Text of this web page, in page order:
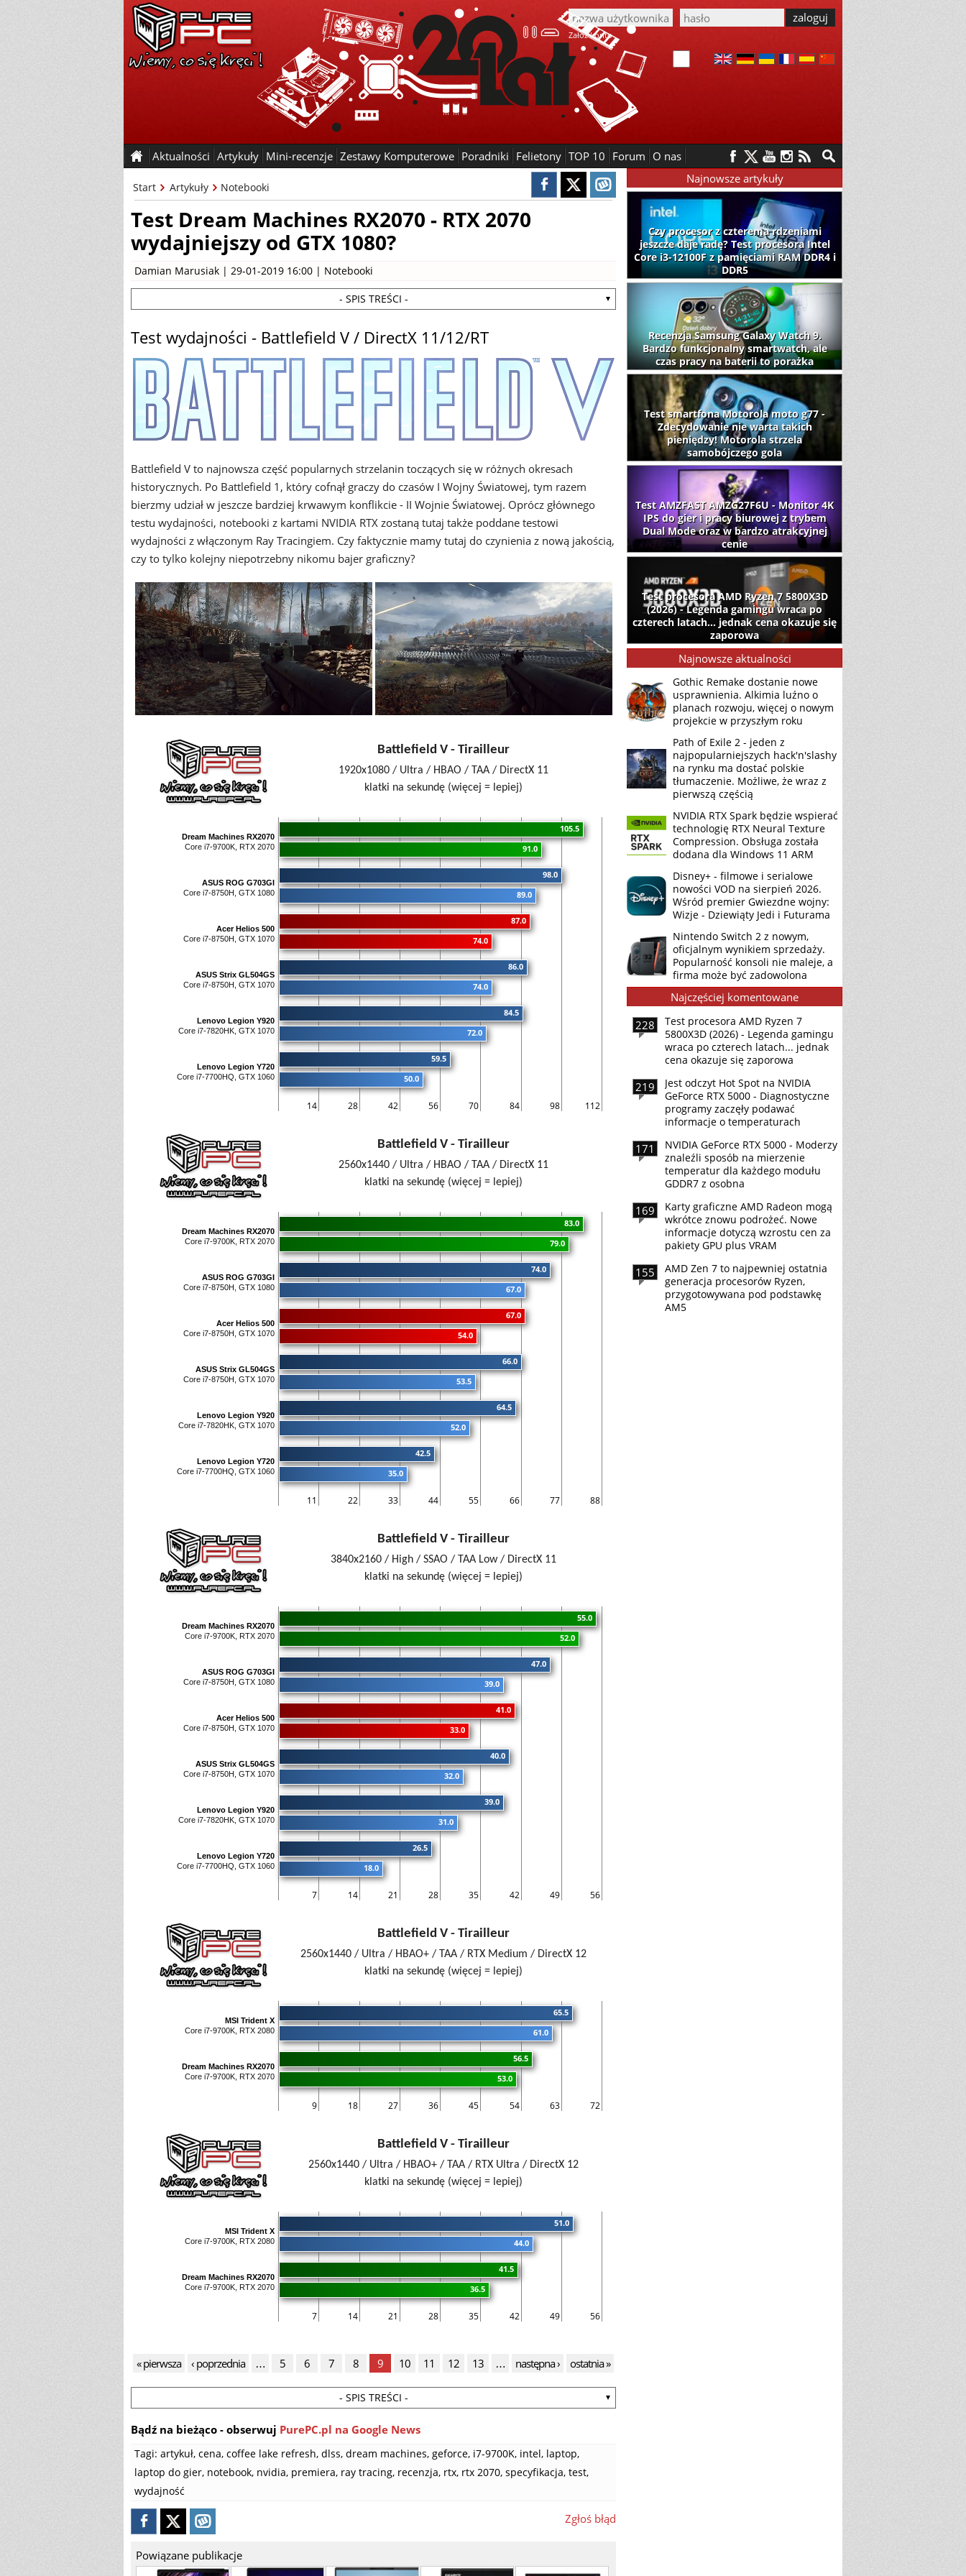
Załóż konto
Aktualności Artykuły Mini-recenzje Zestawy Komputerowe Poradniki Felietony TOP 10 Forum O nas
Start Artykuły Notebooki
Test Dream Machines RX2070 - RTX 2070
wydajniejszy od GTX 1080?
Damian Marusiak | 29-01-2019 16:00 | Notebooki
- SPIS TREŚCI -
Test wydajności - Battlefield V / DirectX 11/12/RT
Battlefield V to najnowsza część popularnych strzelanin toczących się w różnych okresach
historycznych. Po Battlefield 1, który cofnął graczy do czasów I Wojny Światowej, tym razem
bierzmy udział w jeszcze bardziej krwawym konflikcie - II Wojnie Światowej. Oprócz głównego
testu wydajności, notebooki z kartami NVIDIA RTX zostaną tutaj także poddane testowi
wydajności z włączonym Ray Tracingiem. Czy faktycznie mamy tutaj do czynienia z nową jakością,
czy to tylko kolejny niepotrzebny nikomu bajer graficzny?
Battlefield V - Tirailleur
1920x1080 / Ultra / HBAO / TAA / DirectX 11
klatki na sekundę (więcej = lepiej)
14 28 42 56 70 84 98 112
Dream Machines RX2070
Core i7-9700K, RTX 2070
105.5
91.0
ASUS ROG G703GI
Core i7-8750H, GTX 1080
98.0
89.0
Acer Helios 500
Core i7-8750H, GTX 1070
87.0
74.0
ASUS Strix GL504GS
Core i7-8750H, GTX 1070
86.0
74.0
Lenovo Legion Y920
Core i7-7820HK, GTX 1070
84.5
72.0
Lenovo Legion Y720
Core i7-7700HQ, GTX 1060
59.5
50.0
Battlefield V - Tirailleur
2560x1440 / Ultra / HBAO / TAA / DirectX 11
klatki na sekundę (więcej = lepiej)
11 22 33 44 55 66 77 88
Dream Machines RX2070
Core i7-9700K, RTX 2070
83.0
79.0
ASUS ROG G703GI
Core i7-8750H, GTX 1080
74.0
67.0
Acer Helios 500
Core i7-8750H, GTX 1070
67.0
54.0
ASUS Strix GL504GS
Core i7-8750H, GTX 1070
66.0
53.5
Lenovo Legion Y920
Core i7-7820HK, GTX 1070
64.5
52.0
Lenovo Legion Y720
Core i7-7700HQ, GTX 1060
42.5
35.0
Battlefield V - Tirailleur
3840x2160 / High / SSAO / TAA Low / DirectX 11
klatki na sekundę (więcej = lepiej)
7 14 21 28 35 42 49 56
Dream Machines RX2070
Core i7-9700K, RTX 2070
55.0
52.0
ASUS ROG G703GI
Core i7-8750H, GTX 1080
47.0
39.0
Acer Helios 500
Core i7-8750H, GTX 1070
41.0
33.0
ASUS Strix GL504GS
Core i7-8750H, GTX 1070
40.0
32.0
Lenovo Legion Y920
Core i7-7820HK, GTX 1070
39.0
31.0
Lenovo Legion Y720
Core i7-7700HQ, GTX 1060
26.5
18.0
Battlefield V - Tirailleur
2560x1440 / Ultra / HBAO+ / TAA / RTX Medium / DirectX 12
klatki na sekundę (więcej = lepiej)
9 18 27 36 45 54 63 72
MSI Trident X
Core i7-9700K, RTX 2080
65.5
61.0
Dream Machines RX2070
Core i7-9700K, RTX 2070
56.5
53.0
Battlefield V - Tirailleur
2560x1440 / Ultra / HBAO+ / TAA / RTX Ultra / DirectX 12
klatki na sekundę (więcej = lepiej)
7 14 21 28 35 42 49 56
MSI Trident X
Core i7-9700K, RTX 2080
51.0
44.0
Dream Machines RX2070
Core i7-9700K, RTX 2070
41.5
36.5
« pierwsza ‹ poprzednia … 5 6 7 8 9 10 11 12 13 … następna › ostatnia »
- SPIS TREŚCI -
Bądź na bieżąco - obserwuj PurePC.pl na Google News
Tagi: artykuł, cena, coffee lake refresh, dlss, dream machines, geforce, i7-9700K, intel, laptop,
laptop do gier, notebook, nvidia, premiera, ray tracing, recenzja, rtx, rtx 2070, specyfikacja, test,
wydajność
Zgłoś błąd
Powiązane publikacje
Najnowsze artykuły
Czy procesor z czterema rdzeniami
jeszcze daje radę? Test procesora Intel
Core i3-12100F z pamięciami RAM DDR4 i
DDR5
Recenzja Samsung Galaxy Watch 9.
Bardzo funkcjonalny smartwatch, ale
czas pracy na baterii to porażka
Test smartfona Motorola moto g77 -
Zdecydowanie nie warta takich
pieniędzy! Motorola strzela
samobójczego gola
Test AMZFAST AMZG27F6U - Monitor 4K
IPS do gier i pracy biurowej z trybem
Dual Mode oraz w bardzo atrakcyjnej
cenie
Test procesora AMD Ryzen 7 5800X3D
(2026) - Legenda gamingu wraca po
czterech latach... jednak cena okazuje się
zaporowa
Najnowsze aktualności
Gothic Remake dostanie nowe
usprawnienia. Alkimia luźno o
planach rozwoju, więcej o nowym
projekcie w przyszłym roku
Path of Exile 2 - jeden z
najpopularniejszych hack'n'slashy
na rynku ma dostać polskie
tłumaczenie. Możliwe, że wraz z
pierwszą częścią
NVIDIA RTX Spark będzie wspierać
technologię RTX Neural Texture
Compression. Obsługa została
dodana dla Windows 11 ARM
Disney+ - filmowe i serialowe
nowości VOD na sierpień 2026.
Wśród premier Gwiezdne wojny:
Wizje - Dziewiąty Jedi i Futurama
Nintendo Switch 2 z nowym,
oficjalnym wynikiem sprzedaży.
Popularność konsoli nie maleje, a
firma może być zadowolona
Najczęściej komentowane
228
Test procesora AMD Ryzen 7
5800X3D (2026) - Legenda gamingu
wraca po czterech latach... jednak
cena okazuje się zaporowa
219
Jest odczyt Hot Spot na NVIDIA
GeForce RTX 5000 - Diagnostyczne
programy zaczęły podawać
informacje o temperaturach
171
NVIDIA GeForce RTX 5000 - Moderzy
znaleźli sposób na mierzenie
temperatur dla każdego modułu
GDDR7 z osobna
169
Karty graficzne AMD Radeon mogą
wkrótce znowu podrożeć. Nowe
informacje dotyczą wzrostu cen za
pakiety GPU plus VRAM
155
AMD Zen 7 to najpewniej ostatnia
generacja procesorów Ryzen,
przygotowywana pod podstawkę
AM5